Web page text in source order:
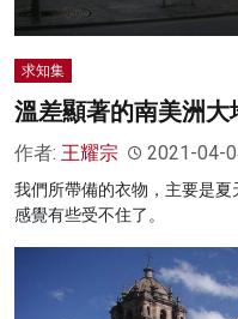
求知集
溫差顯著的南美洲大
作者: 王耀宗 2021-04-
我們所帶備的衣物，主要是夏
感覺有些受不住了。